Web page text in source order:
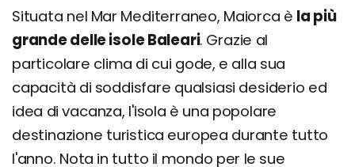
Grotte del Drago
Valldemossa
Pollença
Petra
Grotte d'Artà
Cap Formentor
Situata nel Mar Mediterraneo, Maiorca è la più
grande delle isole Baleari. Grazie al
particolare clima di cui gode, e alla sua
capacità di soddisfare qualsiasi desiderio ed
idea di vacanza, l'isola è una popolare
destinazione turistica europea durante tutto
l'anno. Nota in tutto il mondo per le sue